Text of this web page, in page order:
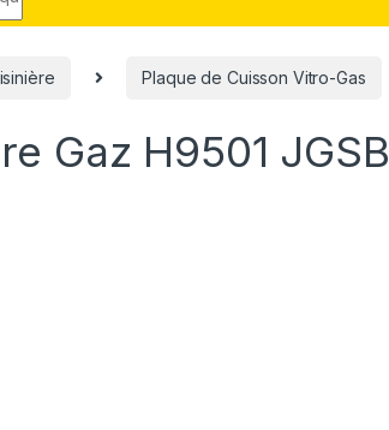
Plaque de Cuisson Vitro-Gas
Gaz H9501 JGSB